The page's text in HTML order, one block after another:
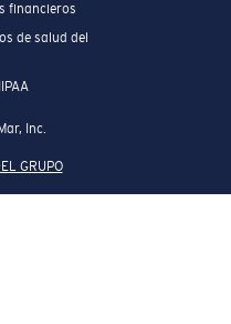
financieros
de salud del
Inc.
GRUPO